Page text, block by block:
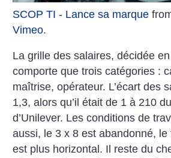
SCOP TI - Lance sa marque
Vimeo.
La grille des salaires, décidée
comporte que trois catégories :
maîtrise, opérateur. L’écart des
1,3, alors qu’il était de 1 à 210
d’Unilever. Les conditions de
aussi, le 3 x 8 est abandonné,
est plus horizontal. Il reste du